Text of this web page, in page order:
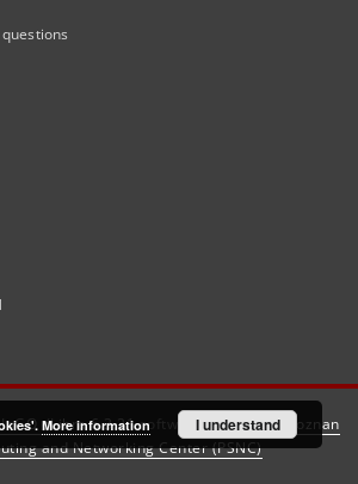
dLibra 6.3.21software created by
Poznan
and Networking Center (PSNC)
More information I understand